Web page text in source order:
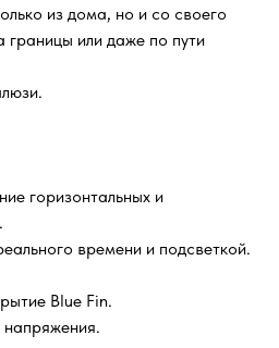
из дома, но и со своего
границы или даже по пути
горизонтальных и
времени и подсветкой.
Blue Fin.